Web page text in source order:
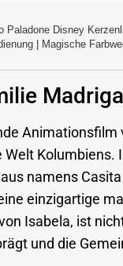
Paladone Disney
| Magische
namens
einzigartige
Isabela, ist
und die